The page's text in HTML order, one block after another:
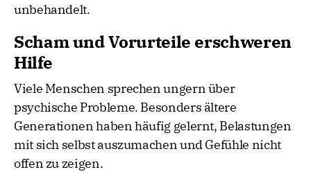
unbehandelt.
Scham und Vorurteile erschweren
Hilfe
Viele Menschen sprechen ungern über
psychische Probleme. Besonders ältere
Generationen haben häufig gelernt, Belastungen
mit sich selbst auszumachen und Gefühle nicht
offen zu zeigen.